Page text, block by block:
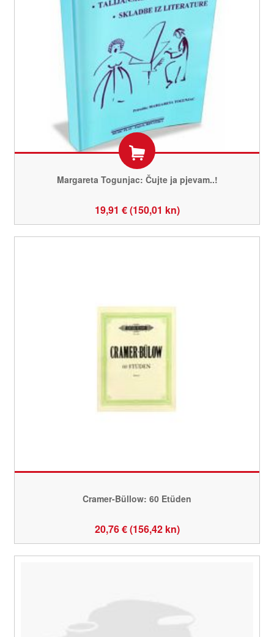
Margareta Togunjac: Čujte ja pjevam..!
19,91 € (150,01 kn)
Cramer-Büllow: 60 Etüden
20,76 € (156,42 kn)